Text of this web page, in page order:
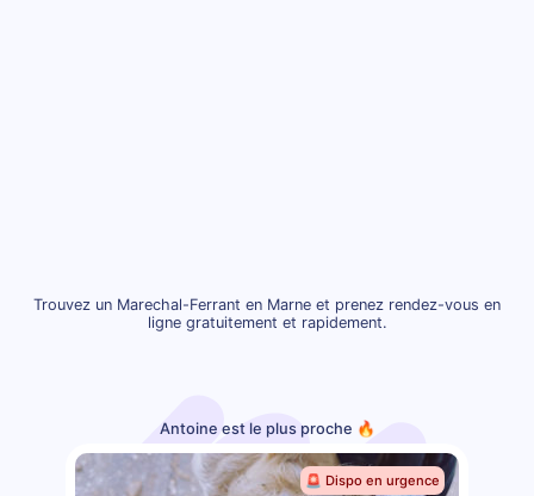
Trouvez un Marechal-Ferrant en Marne et prenez rendez-vous en
ligne gratuitement et rapidement.
Antoine est le plus proche 🔥
🚨 Dispo en urgence